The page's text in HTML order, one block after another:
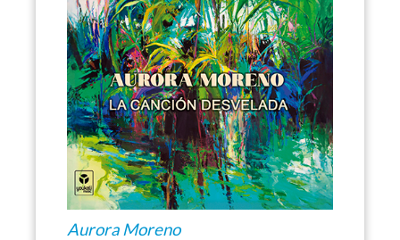
Aurora Moreno